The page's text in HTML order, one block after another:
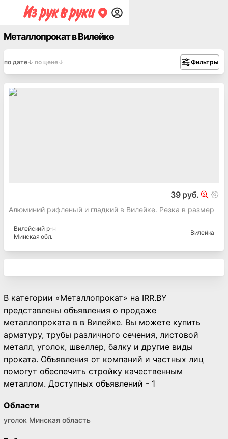
Металлопрокат в Вилейке
по дате по цене Фильтры
39 руб.
Алюминий рифленый и гладкий в Вилейке. Резка в размер
Вилейскийр-н
Минская обл.
Вилейка
В категории «Металлопрокат» на IRR.BY
представлены объявления о продаже
металлопроката в в Вилейке. Вы можете купить
арматуру, трубы различного сечения, листовой
металл, уголок, швеллер, балку и другие виды
проката. Объявления от компаний и частных лиц
помогут обеспечить стройку качественным
металлом. Доступных объявлений - 1
Области
уголок Минская область